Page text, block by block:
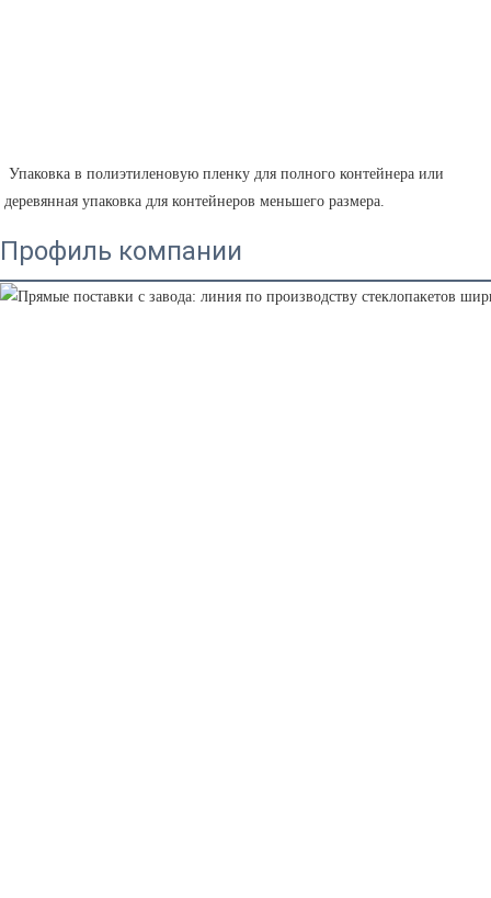
деревянная упаковка для контейнеров меньшего размера.
Профиль компании